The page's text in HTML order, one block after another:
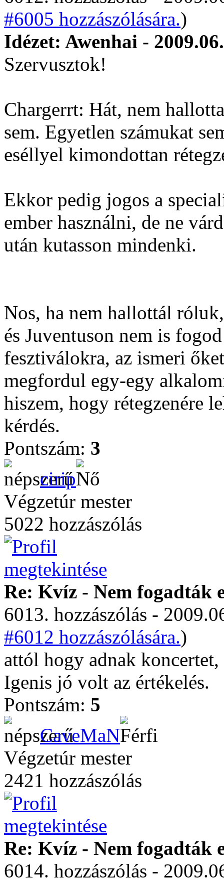
#6005 hozzászólására.)
Idézet: Awenhai -
Szervusztok!
Chargerrt: Hát, nem
sem. Egyetlen számukat
eséllyel kimondottan
Ekkor pedig jogos a
ember használni, de ne
után kutasson mindenki.
Nos, ha nem hallottál
és Juventuson nem is
fesztiválokra, az ismeri
megfordul egy-egy
hiszem, hogy rétegzenére
kérdés.
Pontszám: 3
cirip
Végzetúr mester
5022 hozzászólás
Re: Kvíz - Nem fogadták
6013. hozzászólás -
#6012 hozzászólására.)
attól hogy adnak
Igenis jó volt az értékelés.
Pontszám: 5
CaveMaN
Végzetúr mester
2421 hozzászólás
Re: Kvíz - Nem fogadták
6014. hozzászólás -